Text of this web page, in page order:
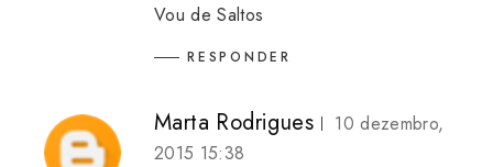
Vou de Saltos
RESPONDER
Marta Rodrigues
10 dezembro,
2015 15:38